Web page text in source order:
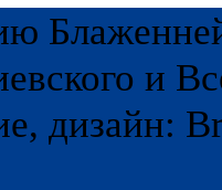
и
дизайн: